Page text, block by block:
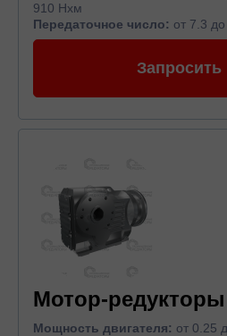
910 Нхм
Передаточное число: от 7.3
Запросить
Мотор-
Мощность двигателя: от 0.25